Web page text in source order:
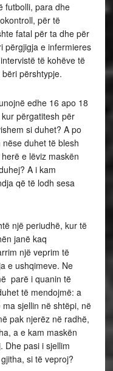
futbolli, para dhe
për të
fatal për ta dhe për
përgjigja e infermieres
të kohëve të
përshtypje.
edhe 16 apo 18
përgatitesh për
si duhet? A po
duhet të blesh
e lëviz maskën
A i kam
që të lodh sesa
një periudhë, kur të
janë kaq
një veprim të
e ushqimeve. Ne
parë i quanin të
të mendojmë: a
sjellin në shtëpi, në
pak njerëz në radhë,
a e kam maskën
Dhe pasi i sjellim
gjitha, si të veproj?